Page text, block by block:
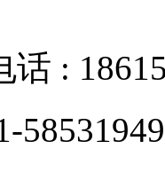
:
58531949